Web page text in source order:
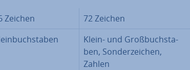
Zeichen
72 Zeichen
Klein- und Groß­buch­sta­
ben, Son­der­zei­chen,
Zahlen